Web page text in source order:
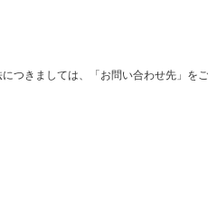
つきましては、「お問い合わせ先」をご